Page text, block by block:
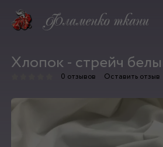
Хлопок - стрейч
0 отзывов Оставить отзыв